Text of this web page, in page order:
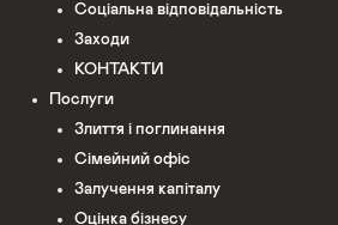
Соціальна відповідальність
Заходи
КОНТАКТИ
Послуги
Злиття і поглинання
Сімейний офіс
Залучення капіталу
Оцінка бізнесу